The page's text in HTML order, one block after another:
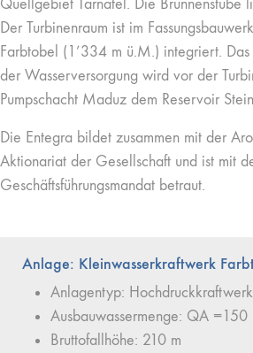
Der Turbinenraum ist im
Farbtobel (1’334 m ü.M.) integriert. Das
der Wasserversorgung wird vor der
Pumpschacht Maduz dem Reservoir
Die Entegra bildet zusammen mit der
Aktionariat der Gesellschaft und ist mit
Geschäftsführungsmandat betraut.
Anlage: Kleinwasserkraftwerk
Anlagentyp: Hochdruckkraftwerk
Ausbauwassermenge: QA
Bruttofallhöhe: 210 m